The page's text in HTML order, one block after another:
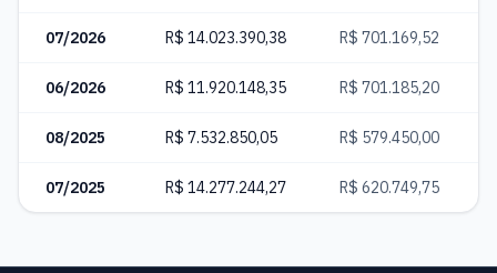
07/2026 R$ 14.023.390,38 R$ 701.169,52
06/2026 R$ 11.920.148,35 R$ 701.185,20
08/2025 R$ 7.532.850,05 R$ 579.450,00
07/2025 R$ 14.277.244,27 R$ 620.749,75